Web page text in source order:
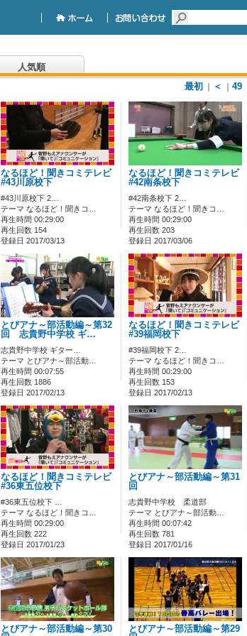
人気順
最初
＜ 49
なるほど！聞きコミテレビ
#43川原校下
#43川原校下 2…
テーマ なるほど！聞きコ…
再生時間 00:29:00
再生回数 154
登録日 2017/03/13
なるほど！聞きコミテレビ
#42南条校下
#42南条校下 2…
テーマ なるほど！聞きコ…
再生時間 00:29:00
再生回数 203
登録日 2017/03/06
とびアナ～部活動編～第32
回 志貴野中学校 ギ…
志貴野中学校 ギター…
テーマ とびアナ～部活動…
再生時間 00:07:55
再生回数 1886
登録日 2017/02/13
なるほど！聞きコミテレビ
#39福岡校下
#39福岡校下 2…
テーマ なるほど！聞きコ…
再生時間 00:29:00
再生回数 153
登録日 2017/02/13
なるほど！聞きコミテレビ
#36東五位校下
#36東五位校下 …
テーマ なるほど！聞きコ…
再生時間 00:29:00
再生回数 222
登録日 2017/01/23
とびアナ～部活動編～第31
回
志貴野中学校 柔道部
テーマ とびアナ～部活動…
再生時間 00:07:42
再生回数 781
登録日 2017/01/16
とびアナ～部活動編～第30
とびアナ～部活動編～第29